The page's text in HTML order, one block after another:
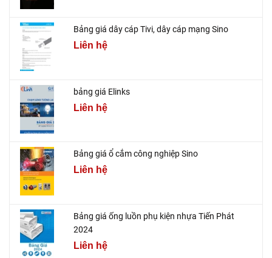
Bảng giá dây cáp Tivi, dây cáp mạng Sino
Liên hệ
bảng giá Elinks
Liên hệ
Bảng giá ổ cắm công nghiệp Sino
Liên hệ
Bảng giá ống luồn phụ kiện nhựa Tiến Phát
2024
Liên hệ